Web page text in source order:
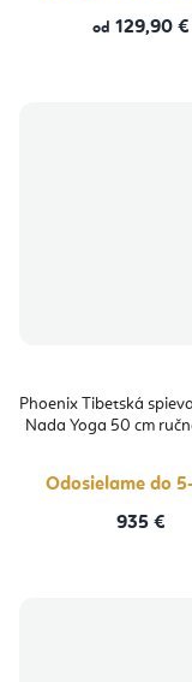
od 129,90 €
Phoenix Tibetská
Nada Yoga 50 cm
Odosielame do
935 €